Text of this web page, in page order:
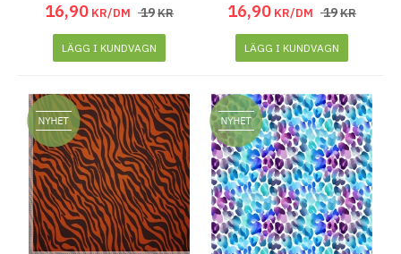
16,90 KR/DM 19KR
LÄGG I KUNDVAGN
16,90 KR/DM 19KR
LÄGG I KUNDVAGN